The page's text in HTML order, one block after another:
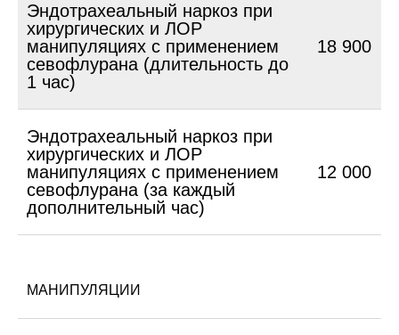
Эндотрахеальный наркоз при
хирургических и ЛОР
манипуляциях с применением
севофлурана (длительность до
1 час)
18 900
Эндотрахеальный наркоз при
хирургических и ЛОР
манипуляциях с применением
севофлурана (за каждый
дополнительный час)
12 000
МАНИПУЛЯЦИИ